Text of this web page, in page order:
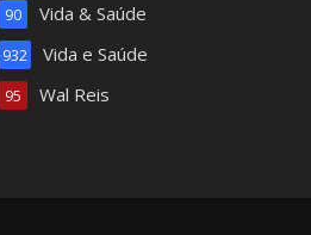
Vida & Saúde
90
Vida e Saúde
932
Wal Reis
95